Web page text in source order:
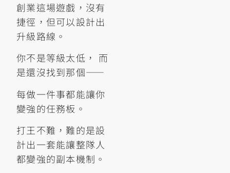
創業這場遊戲，沒有
捷徑，但可以設計出
升級路線。
你不是等級太低， 而
是還沒找到那個——
每做一件事都能讓你
變強的任務板。
打王不難，難的是設
計出一套能讓整隊人
都變強的副本機制。